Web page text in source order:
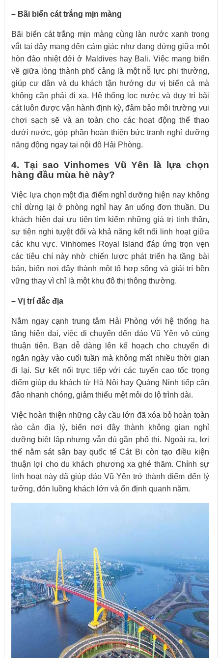
– Bãi biển cát trắng mịn màng
Bãi biển cát trắng mịn màng cùng làn nước xanh trong
vắt tại đây mang đến cảm giác như đang đứng giữa một
hòn đảo nhiệt đới ở Maldives hay Bali. Việc mang biển
về giữa lòng thành phố cảng là một nỗ lực phi thường,
giúp cư dân và du khách tận hưởng dư vị biển cả mà
không cần phải đi xa. Hệ thống lọc nước và duy trì bãi
cát luôn được vận hành định kỳ, đảm bảo môi trường vui
chơi sạch sẽ và an toàn cho các hoạt động thể thao
dưới nước, góp phần hoàn thiện bức tranh nghỉ dưỡng
năng động ngay tại nội đô Hải Phòng.
4. Tại sao Vinhomes Vũ Yên là lựa chọn
hàng đầu mùa hè này?
Việc lựa chọn một địa điểm nghỉ dưỡng hiện nay không
chỉ dừng lại ở phòng nghỉ hay ăn uống đơn thuần. Du
khách hiện đại ưu tiên tìm kiếm những giá trị tinh thần,
sự tiện nghi tuyệt đối và khả năng kết nối linh hoạt giữa
các khu vực. Vinhomes Royal Island đáp ứng trọn vẹn
các tiêu chí này nhờ chiến lược phát triển hạ tầng bài
bản, biến nơi đây thành một tổ hợp sống và giải trí bền
vững thay vì chỉ là một khu đô thị thông thường.
– Vị trí đắc địa
Nằm ngay cạnh trung tâm Hải Phòng với hệ thống hạ
tầng hiện đại, việc di chuyển đến đảo Vũ Yên vô cùng
thuận tiện. Bạn dễ dàng lên kế hoạch cho chuyến đi
ngắn ngày vào cuối tuần mà không mất nhiều thời gian
đi lại. Sự kết nối trực tiếp với các tuyến cao tốc trọng
điểm giúp du khách từ Hà Nội hay Quảng Ninh tiếp cận
đảo nhanh chóng, giảm thiểu mệt mỏi do lộ trình dài.
Việc hoàn thiện những cây cầu lớn đã xóa bỏ hoàn toàn
rào cản địa lý, biến nơi đây thành không gian nghỉ
dưỡng biệt lập nhưng vẫn đủ gần phố thị. Ngoài ra, lợi
thế nằm sát sân bay quốc tế Cát Bi còn tạo điều kiện
thuận lợi cho du khách phương xa ghé thăm. Chính sự
linh hoạt này đã giúp đảo Vũ Yên trở thành điểm đến lý
tưởng, đón luồng khách lớn và ổn định quanh năm.